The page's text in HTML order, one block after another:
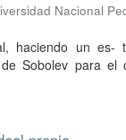
Nacional
haciendo un es-
Sobolev para el